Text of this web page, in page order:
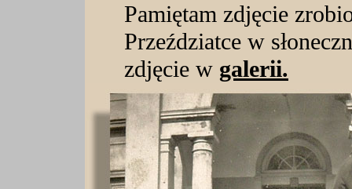
Pamiętam zdjęcie
Przeździatce w
zdjęcie w galerii.